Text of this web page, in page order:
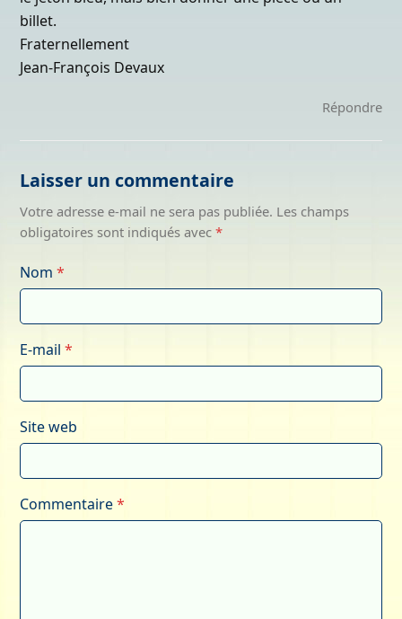
billet.
Fraternellement
Jean-François Devaux
Répondre
Laisser un commentaire
Votre adresse e-mail ne sera pas publiée. Les champs
obligatoires sont indiqués avec*
Nom*
E-mail*
Site web
Commentaire*